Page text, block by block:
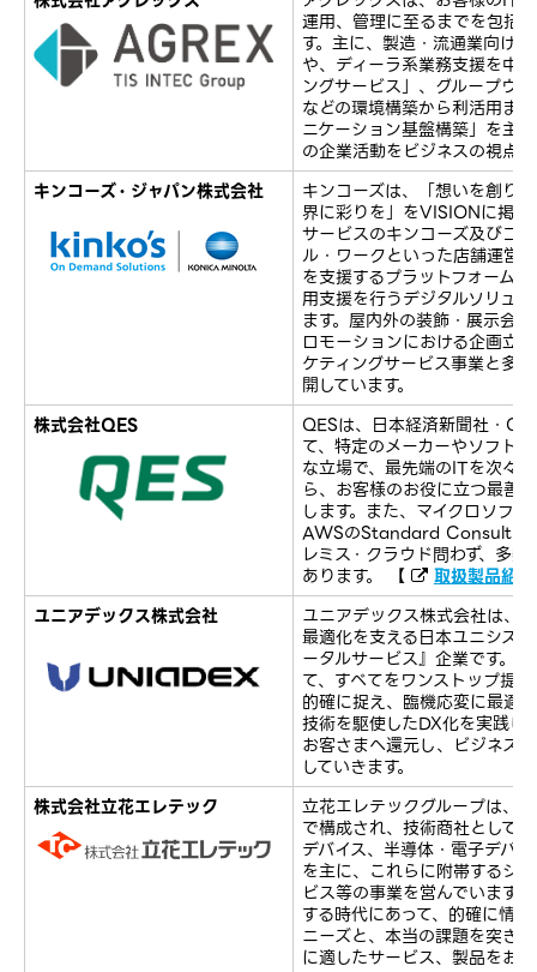
運用、管理に至るまでを包括
す。主に、製造・流通業向け
や、ディーラ系業務支援を中
ングサービス」、グループウ
などの環境構築から利活用ま
ニケーション基盤構築」を主
の企業活動をビジネスの視点
キンコーズ・ジャパン株式会社
キンコーズは、「想いを創り
界に彩りを」をVISIONに掲げ
サービスのキンコーズ及びコ
ル・ワークといった店舗運営
を支援するプラットフォーム
用支援を行うデジタルソリュ
ます。屋内外の装飾・展示会
ロモーションにおける企画立
ケティングサービス事業と多
開しています。
株式会社QES
QESは、日本経済新聞社・
て、特定のメーカーやソフト
な立場で、最先端のITを次々
ら、お客様のお役に立つ最善
します。また、マイクロソフ
AWSのStandard Consulting
レミス・クラウド問わず、多
あります。 【
取扱製品紹
ユニアデックス株式会社
ユニアデックス株式会社は、
最適化を支える日本ユニシス
ータルサービス』企業です。
て、すべてをワンストップ提
的確に捉え、臨機応変に最適
技術を駆使したDX化を実践し
お客さまへ還元し、ビジネス
していきます。
株式会社立花エレテック
立花エレテックグループは、
で構成され、技術商社として
デバイス、半導体・電子デバ
を主に、これらに附帯するシ
ビス等の事業を営んでいます
する時代にあって、的確に情
ニーズと、本当の課題を突き
に適したサービス、製品をお